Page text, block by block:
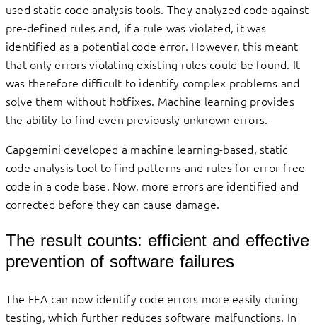
used static code analysis tools. They analyzed code against
pre-defined rules and, if a rule was violated, it was
identified as a potential code error. However, this meant
that only errors violating existing rules could be found. It
was therefore difficult to identify complex problems and
solve them without hotfixes. Machine learning provides
the ability to find even previously unknown errors.
Capgemini developed a machine learning-based, static
code analysis tool to find patterns and rules for error-free
code in a code base. Now, more errors are identified and
corrected before they can cause damage.
The result counts: efficient and effective
prevention of software failures
The FEA can now identify code errors more easily during
testing, which further reduces software malfunctions. In